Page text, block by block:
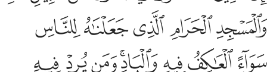
ﱒﱓﱔﱕﱖ
ﱗﱘﱙﱚﱛﱜﱝﱞ